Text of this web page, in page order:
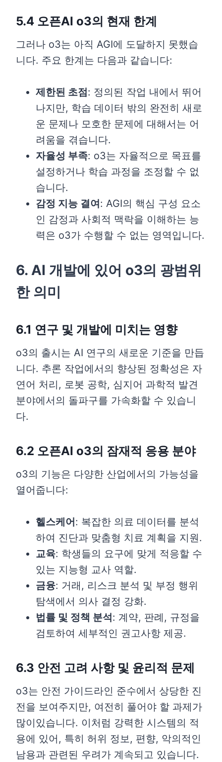
5.4 오픈AI o3의 현재 한계
그러나 o3는 아직 AGI에 도달하지 못했습
니다. 주요 한계는 다음과 같습니다:
제한된 초점: 정의된 작업 내에서 뛰어
나지만, 학습 데이터 밖의 완전히 새로
운 문제나 모호한 문제에 대해서는 어
려움을 겪습니다.
자율성 부족: o3는 자율적으로 목표를
설정하거나 학습 과정을 조정할 수 없
습니다.
감정 지능 결여: AGI의 핵심 구성 요소
인 감정과 사회적 맥락을 이해하는 능
력은 o3가 수행할 수 없는 영역입니다.
6. AI 개발에 있어 o3의 광범위
한 의미
6.1 연구 및 개발에 미치는 영향
o3의 출시는 AI 연구의 새로운 기준을 만듭
니다. 추론 작업에서의 향상된 정확성은 자
연어 처리, 로봇 공학, 심지어 과학적 발견
분야에서의 돌파구를 가속화할 수 있습니
다.
6.2 오픈AI o3의 잠재적 응용 분야
o3의 기능은 다양한 산업에서의 가능성을
열어줍니다:
헬스케어: 복잡한 의료 데이터를 분석
하여 진단과 맞춤형 치료 계획을 지원.
교육: 학생들의 요구에 맞게 적응할 수
있는 지능형 교사 역할.
금융: 거래, 리스크 분석 및 부정 행위
탐색에서 의사 결정 강화.
법률 및 정책 분석: 계약, 판례, 규정을
검토하여 세부적인 권고사항 제공.
6.3 안전 고려 사항 및 윤리적 문제
o3는 안전 가이드라인 준수에서 상당한 진
전을 보여주지만, 여전히 풀어야 할 과제가
많이있습니다. 이처럼 강력한 시스템의 적
용에 있어, 특히 허위 정보, 편향, 악의적인
남용과 관련된 우려가 계속되고 있습니다.